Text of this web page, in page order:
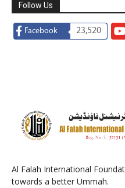
Follow Us
Facebook 23,520
Al Falah International
towards a better Ummah.